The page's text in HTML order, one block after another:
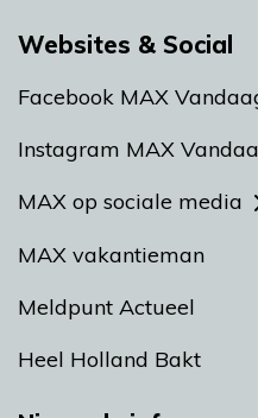
Websites & Social
Facebook MAX
Instagram MAX
MAX op sociale media
MAX vakantieman
Meldpunt Actueel
Heel Holland Bakt